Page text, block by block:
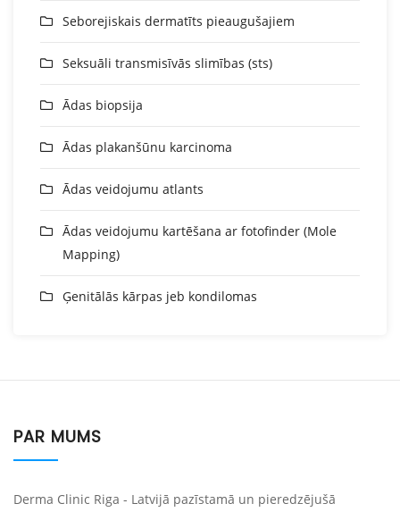
Seborejiskais dermatīts pieaugušajiem
Seksuāli transmisīvās slimības (sts)
Ādas biopsija
Ādas plakanšūnu karcinoma
Ādas veidojumu atlants
Ādas veidojumu kartēšana ar fotofinder (Mole
Mapping)
Ģenitālās kārpas jeb kondilomas
PAR MUMS
Derma Clinic Riga - Latvijā pazīstamā un pieredzējušā